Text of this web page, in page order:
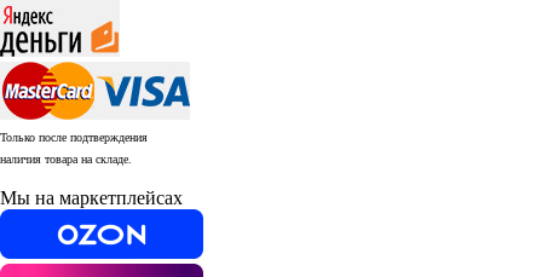
Только после подтверждения
наличия товара на складе.
Мы на маркетплейсах